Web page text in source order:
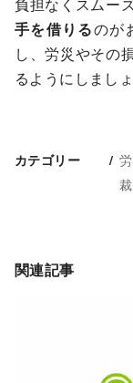
手を借りるのが
し、労災やその
るようにしましょ
カテゴリー
関連記事